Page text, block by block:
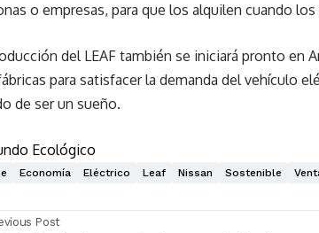
o empresas, para que los alquilen cuando
del LEAF también se iniciará pronto en
para satisfacer la demanda del vehículo
de ser un sueño.
Ecológico
Economía Eléctrico Leaf Nissan Sostenible
Post